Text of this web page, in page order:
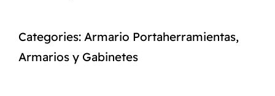
Categories: Armario Portaherramientas,
Armarios y Gabinetes